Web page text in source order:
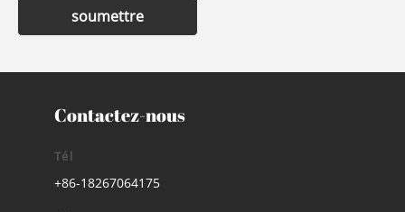
soumettre
Contactez-nous
Tél
+86-18267064175